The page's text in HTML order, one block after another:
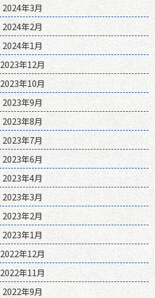
2024年3月
2024年2月
2024年1月
2023年12月
2023年10月
2023年9月
2023年8月
2023年7月
2023年6月
2023年4月
2023年3月
2023年2月
2023年1月
2022年12月
2022年11月
2022年9月